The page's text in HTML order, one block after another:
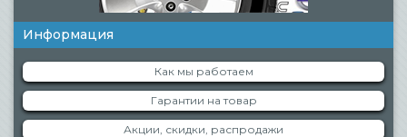
Информация
Как мы работаем
Гарантии на товар
Акции, скидки, распродажи